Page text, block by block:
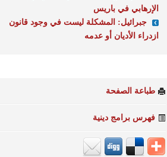
الإرهابي في باريس
جبرائيل: المشكلة ليست في وجود قانون
ازدراء الأديان أو عدمه
طباعة الصفحة
فهرس برامج دينية